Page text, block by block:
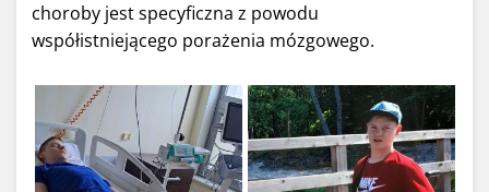
choroby jest specyficzna z powodu
współistniejącego porażenia mózgowego.